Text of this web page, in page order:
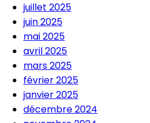
juillet 2025
juin 2025
mai 2025
avril 2025
mars 2025
février 2025
janvier 2025
décembre 2024